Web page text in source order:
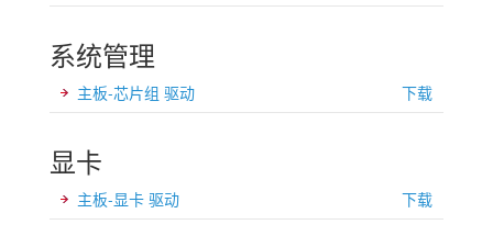
系统管理
主板-芯片组 驱动 下载
显卡
主板-显卡 驱动 下载